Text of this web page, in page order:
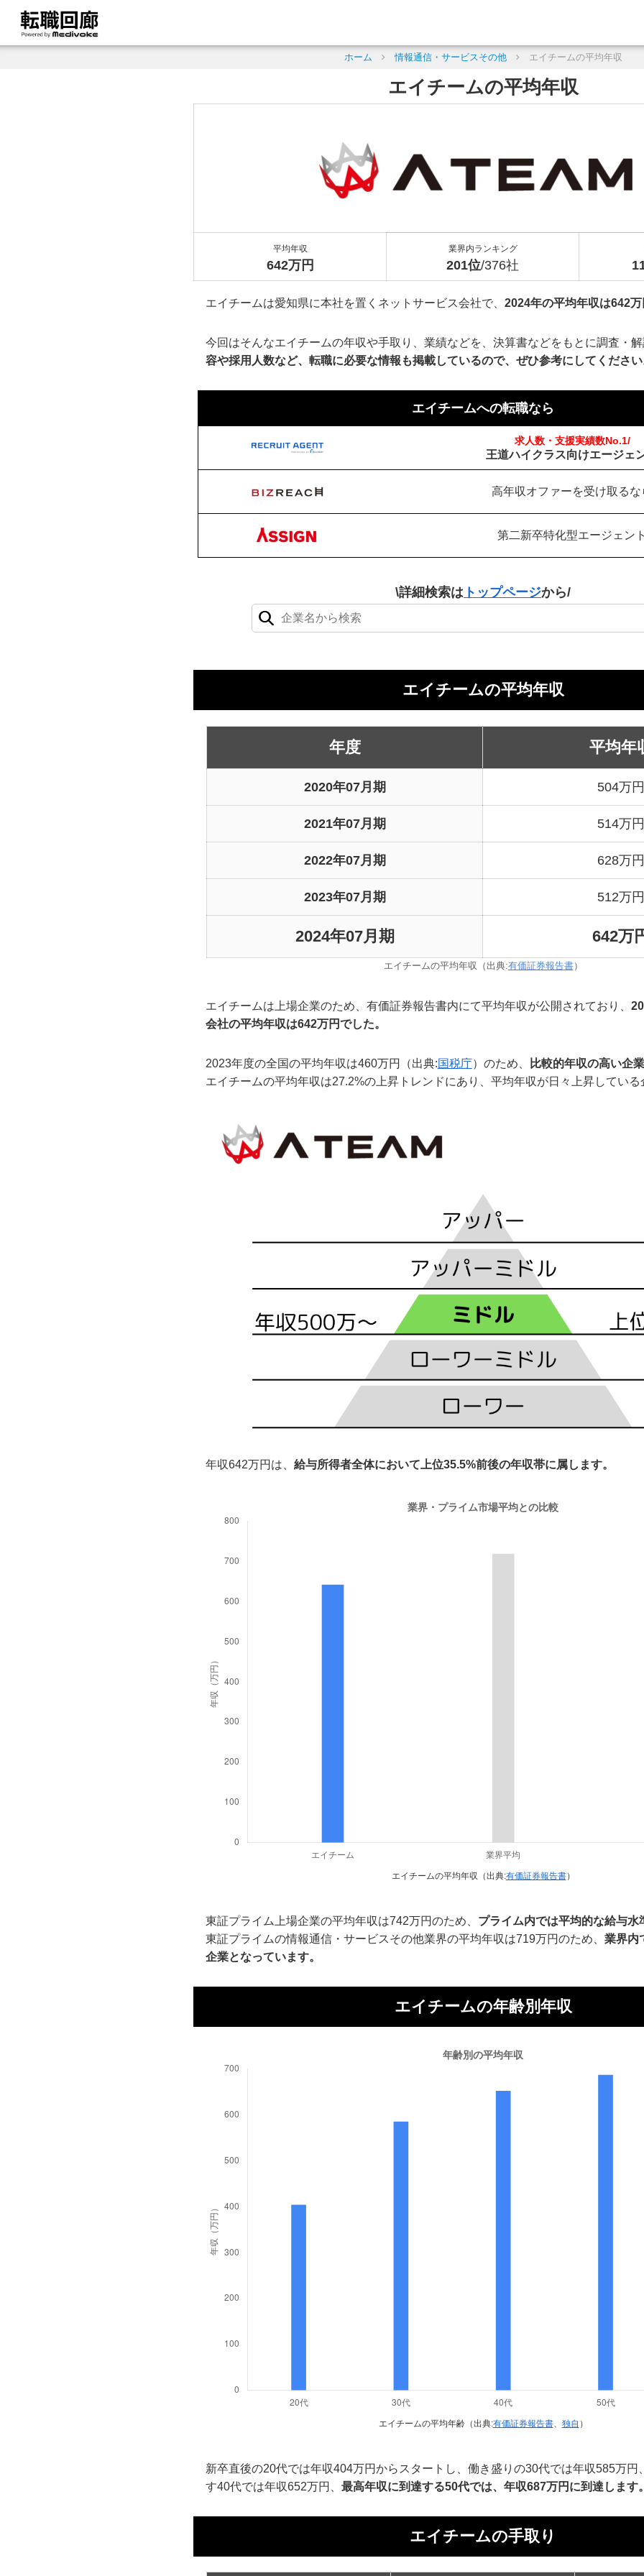
ホーム 情報通信・サービスその他 エイチームの平均年収
エイチームの平均年収
平均年収
642万円
業界内ランキング
201位/376社
エイチームは愛知県に本社を置くネットサービス会社で、 2024年の平均年収は642万
今回はそんなエイチームの年収や手取り、業績などを、決算書などをもとに調査・解
容や採用人数など、転職に必要な情報も掲載しているので、ぜひ参考にしてください
エイチームへの転職なら
求人数・支援実績数No.1/
王道ハイクラス向けエージェ
高年収オファーを受け取るな
第二新卒特化型エージェント
\詳細検索は トップページから/
エイチームの平均年収
年度 平均年
2020年07月期 504万円
2021年07月期 514万円
2022年07月期 628万円
2023年07月期 512万円
2024年07月期 642万
エイチームの平均年収（出典:有価証券報告書）
エイチームは上場企業のため、有価証券報告書内にて平均年収が公開されており、
会社の平均年収は642万円でした。
2023年度の全国の平均年収は460万円（出典:国税庁）のため、 比較的年収の高い企業
エイチームの平均年収は27.2%の上昇トレンドにあり、平均年収が日々上昇している
年収642万円は、 給与所得者全体において上位35.5%前後の年収帯に属します。
エイチームの平均年収（出典:有価証券報告書）
東証プライム上場企業の平均年収は742万円のため、 プライム内では平均的な給与水
東証プライムの情報通信・サービスその他業界の平均年収は719万円のため、 業界内
企業となっています。
エイチームの年齢別年収
エイチームの平均年齢（出典:有価証券報告書、 独自 ）
新卒直後の20代では年収404万円からスタートし、働き盛りの30代では年収585万円
す40代では年収652万円、 最高年収に到達する50代では、年収687万円に到達します。
エイチームの手取り